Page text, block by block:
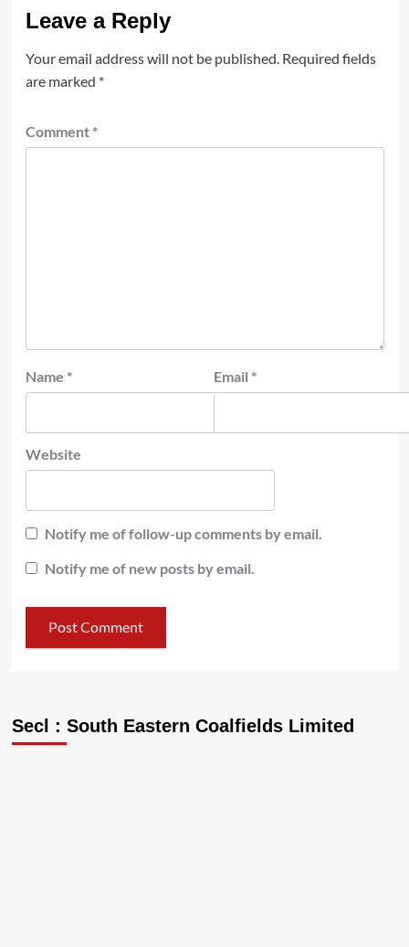
Leave a Reply
Your email address will not be published. Required fields
are marked *
Comment *
Name * Email *
Website
Notify me of follow-up comments by email.
Notify me of new posts by email.
Secl : South Eastern Coalfields Limited